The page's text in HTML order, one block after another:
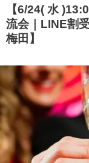
女性の既婚者限定ビッ
ー♪＠池袋】
【6/24( 水
流会｜LINE割
梅田】